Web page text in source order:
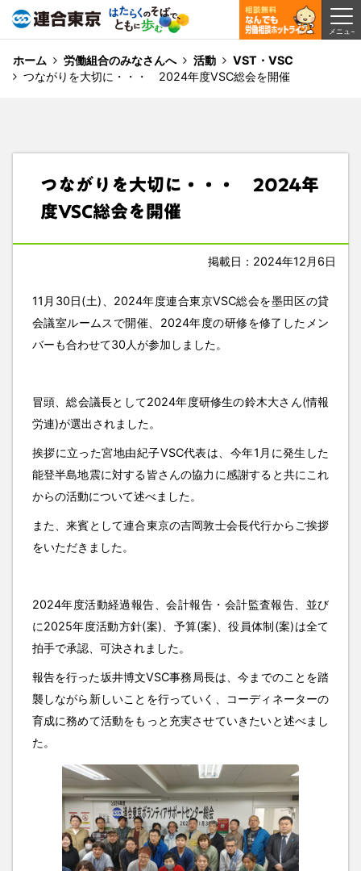
ホーム 労働組合のみなさんへ 活動
VST・VSC
つながりを大切に・・・ 2024年度VSC総会を開催
つながりを大切に・・・ 2024年
度VSC総会を開催
掲載日：2024年12月6日
11月30日(土)、2024年度連合東京VSC総会を墨田区の貸
会議室ルームスで開催、2024年度の研修を修了したメン
バーも合わせて30人が参加しました。
冒頭、総会議長として2024年度研修生の鈴木大さん(情報
労連)が選出されました。
挨拶に立った宮地由紀子VSC代表は、今年1月に発生した
能登半島地震に対する皆さんの協力に感謝すると共にこれ
からの活動について述べました。
また、来賓として連合東京の吉岡敦士会長代行からご挨拶
をいただきました。
2024年度活動経過報告、会計報告・会計監査報告、並び
に2025年度活動方針(案)、予算(案)、役員体制(案)は全て
拍手で承認、可決されました。
報告を行った坂井博文VSC事務局長は、今までのことを踏
襲しながら新しいことを行っていく、コーディネーターの
育成に務めて活動をもっと充実させていきたいと述べまし
た。